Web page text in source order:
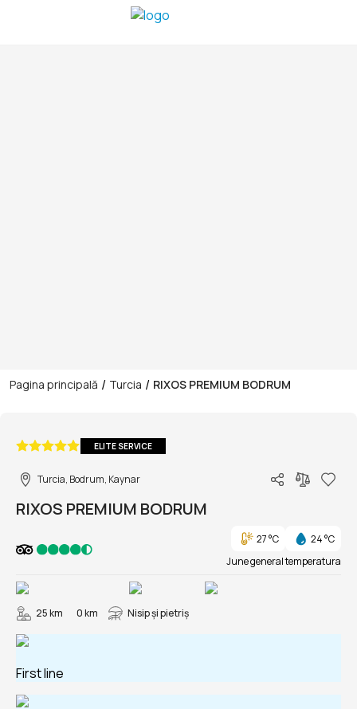
Pagina principală / Turcia / RIXOS PREMIUM BODRUM
ELITE SERVICE
Turcia, Bodrum, Kaynar
RIXOS PREMIUM BODRUM
27 °C
24 °C
June general temperatura
25 km 0 km Nisip și pietriş
First line